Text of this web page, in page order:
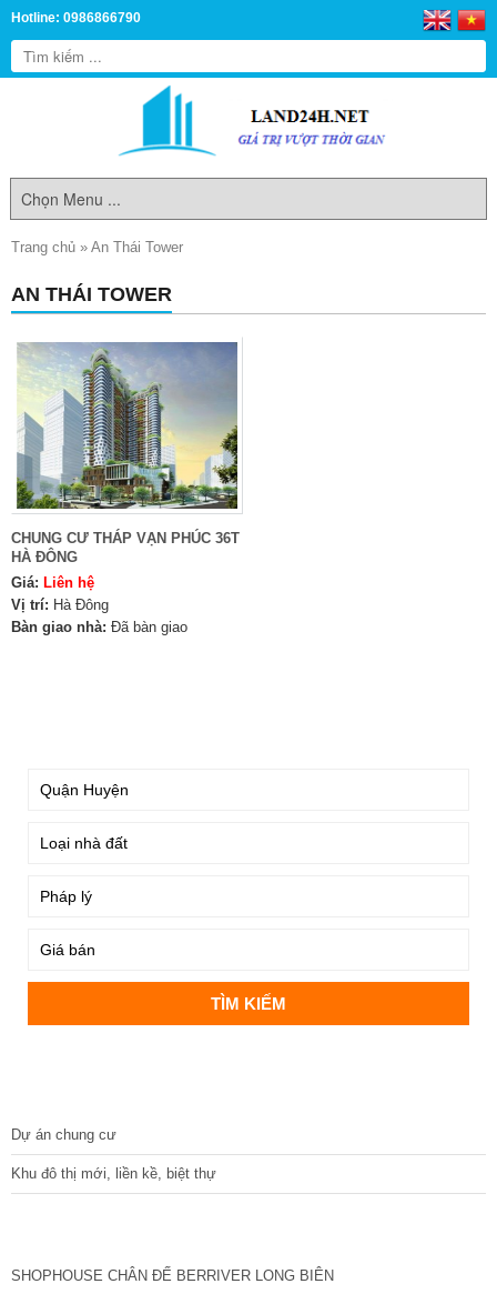
Hotline: 0986866790
Trang chủ » An Thái Tower
AN THÁI TOWER
CHUNG CƯ THÁP VẠN PHÚC 36T
HÀ ĐÔNG
Giá: Liên hệ
Vị trí: Hà Đông
Bàn giao nhà: Đã bàn giao
Dự án chung cư
Khu đô thị mới, liền kề, biệt thự
SHOPHOUSE CHÂN ĐẾ BERRIVER LONG BIÊN